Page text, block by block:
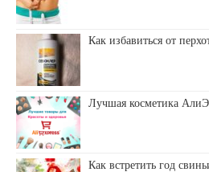
Как избавиться от
Лучшая косметика
Как встретить год